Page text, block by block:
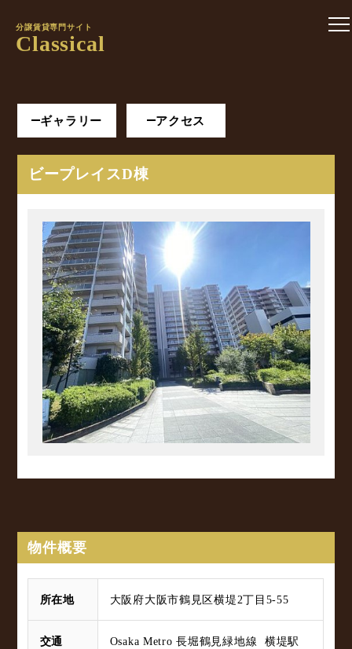
分譲賃貸専門サイト
Classical
ギャラリー アクセス
ビープレイスD棟
物件概要
所在地 大阪府大阪市鶴見区横堤2丁目5-55
交通
Osaka Metro 長堀鶴見緑地線 横堤駅